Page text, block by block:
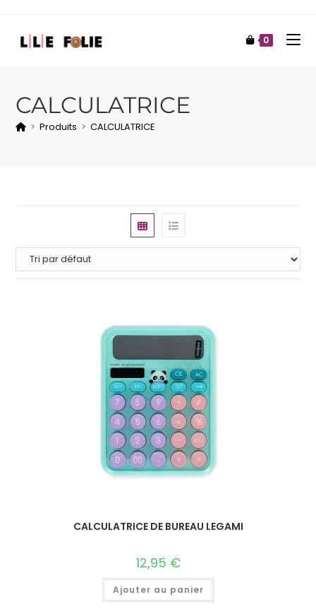
0
CALCULATRICE
> Produits > CALCULATRICE
CALCULATRICE DE BUREAU LEGAMI
12,95 €
Ajouter au panier